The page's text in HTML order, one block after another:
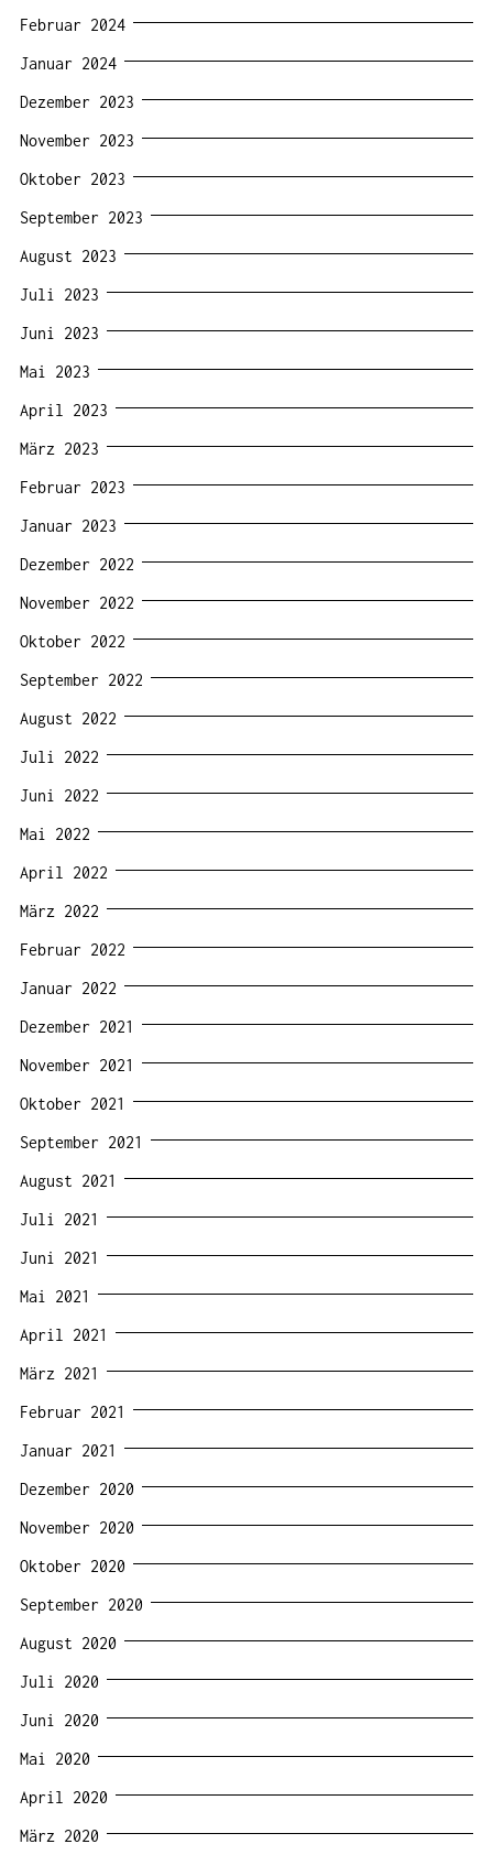
Februar 2024
Januar 2024
Dezember 2023
November 2023
Oktober 2023
September 2023
August 2023
Juli 2023
Juni 2023
Mai 2023
April 2023
März 2023
Februar 2023
Januar 2023
Dezember 2022
November 2022
Oktober 2022
September 2022
August 2022
Juli 2022
Juni 2022
Mai 2022
April 2022
März 2022
Februar 2022
Januar 2022
Dezember 2021
November 2021
Oktober 2021
September 2021
August 2021
Juli 2021
Juni 2021
Mai 2021
April 2021
März 2021
Februar 2021
Januar 2021
Dezember 2020
November 2020
Oktober 2020
September 2020
August 2020
Juli 2020
Juni 2020
Mai 2020
April 2020
März 2020